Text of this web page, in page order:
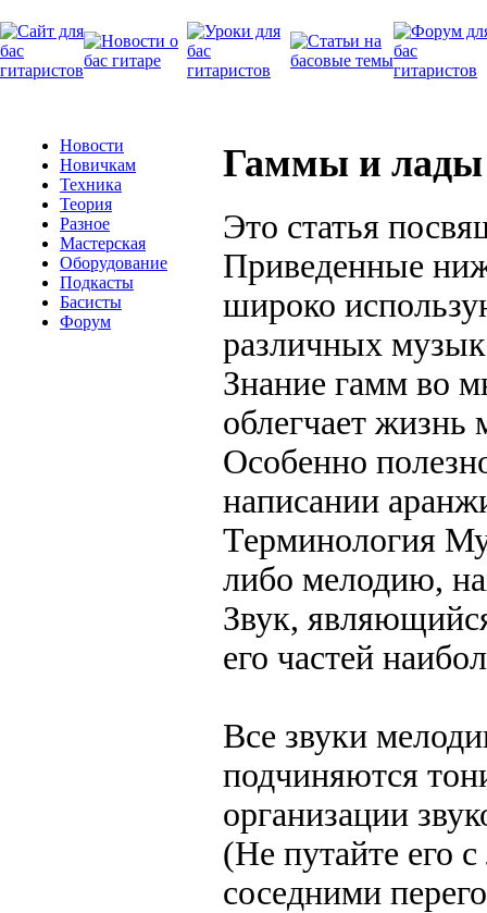
Новости
Новичкам
Техника
Теория
Разное
Мастерская
Оборудование
Подкасты
Басисты
Форум
Гаммы и лады
Это статья
Приведенные
широко
различных
Знание гамм во
облегчает жизнь
Особенно
написании
Терминология
либо мелодию,
Звук,
его частей
Все звуки
подчиняются
организации
(Не путайте его
соседними